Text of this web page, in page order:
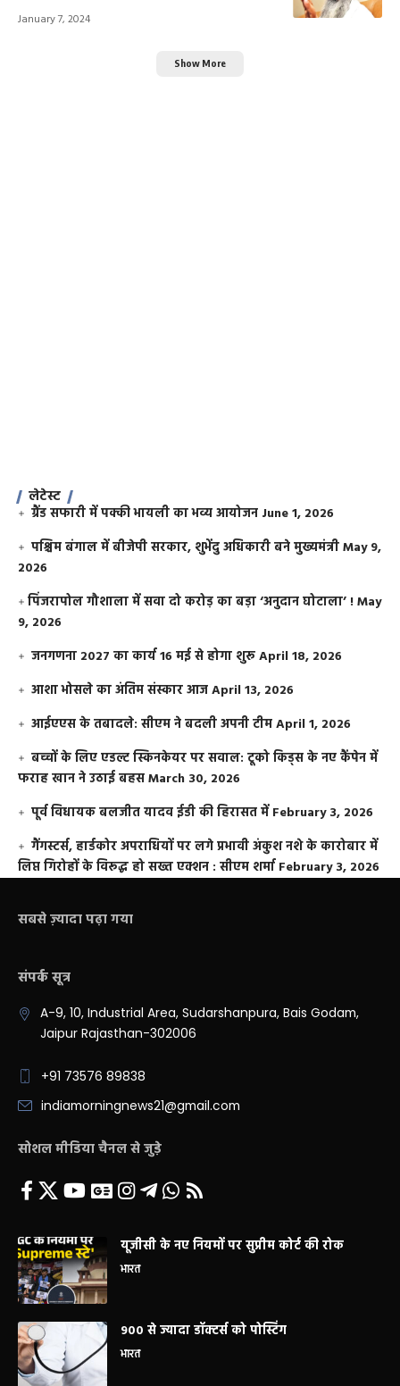
January 7, 2024
Show More
लेटेस्ट
ग्रैंड सफारी में पक्की भायली का भव्य आयोजन June 1, 2026
पश्चिम बंगाल में बीजेपी सरकार, शुभेंदु अधिकारी बने मुख्यमंत्रीMay 9,
2026
​पिंजरापोल गौशाला में सवा दो करोड़ का बड़ा ‘अनुदान घोटाला’ !May
9, 2026
जनगणना 2027 का कार्य 16 मई से होगा शुरूApril 18, 2026
आशा भोसले का अंतिम संस्कार आजApril 13, 2026
आईएएस के तबादले: सीएम ने बदली अपनी टीमApril 1, 2026
बच्चों के लिए एडल्ट स्किनकेयर पर सवाल: टूको किड्स के नए कैंपेन में
फराह खान ने उठाई बहसMarch 30, 2026
पूर्व विधायक बलजीत यादव ईडी की हिरासत में February 3, 2026
गैंगस्टर्स, हार्डकोर अपराधियों पर लगे प्रभावी अंकुश नशे के कारोबार में
लिप्त गिरोहों के विरूद्ध हो सख्त एक्शन : सीएम शर्मा February 3, 2026
सबसे ज़्यादा पढ़ा गया
संपर्क सूत्र
A-9, 10, Industrial Area, Sudarshanpura, Bais Godam,
Jaipur Rajasthan-302006
+91 73576 89838
indiamorningnews21@gmail.com
सोशल मीडिया चैनल से जुड़े
यूजीसी के नए नियमों पर सुप्रीम कोर्ट की रोक
भारत
900 से ज्यादा डॉक्टर्स को पोस्टिंग
भारत